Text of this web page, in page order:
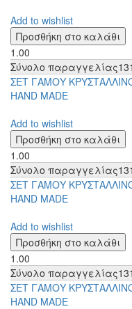
Add to wishlist
1.00
Σύνολο παραγγελίας
ΣΕΤ ΓΑΜΟΥ
HAND MADE
Add to wishlist
1.00
Σύνολο παραγγελίας
ΣΕΤ ΓΑΜΟΥ
HAND MADE
Add to wishlist
1.00
Σύνολο παραγγελίας
ΣΕΤ ΓΑΜΟΥ
HAND MADE